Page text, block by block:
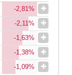
-2,81%
-2,11%
-1,63%
-1,38%
-1,09%